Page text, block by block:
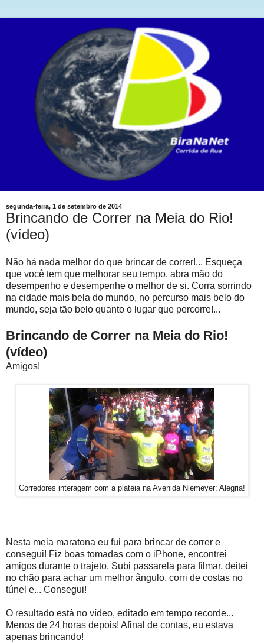
segunda-feira, 1 de setembro de 2014
Brincando de Correr na Meia do Rio!
(vídeo)
Não há nada melhor do que brincar de correr!... Esqueça
que você tem que melhorar seu tempo, abra mão do
desempenho e desempenhe o melhor de si. Corra sorrindo
na cidade mais bela do mundo, no percurso mais belo do
mundo, seja tão belo quanto o lugar que percorre!...
Brincando de Correr na Meia do Rio!
(vídeo)
Amigos!
Corredores interagem com a plateia na Avenida Niemeyer: Alegria!
Nesta meia maratona eu fui para brincar de correr e
consegui! Fiz boas tomadas com o iPhone, encontrei
amigos durante o trajeto. Subi passarela para filmar, deitei
no chão para achar um melhor ângulo, corri de costas no
túnel e... Consegui!
O resultado está no vídeo, editado em tempo recorde...
Menos de 24 horas depois! Afinal de contas, eu estava
apenas brincando!